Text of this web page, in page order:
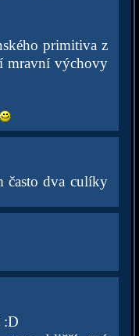
primitiva z
mravní výchovy
často dva culíky
:D